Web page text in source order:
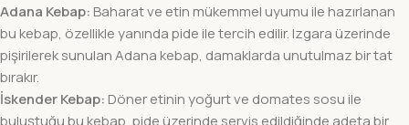
Adana Kebap: Baharat ve etin mükemmel uyumu ile hazırlanan
bu kebap, özellikle yanında pide ile tercih edilir. Izgara üzerinde
pişirilerek sunulan Adana kebap, damaklarda unutulmaz bir tat
bırakır.
İskender Kebap: Döner etinin yoğurt ve domates sosu ile
buluştuğu bu kebap, pide üzerinde servis edildiğinde adeta bir